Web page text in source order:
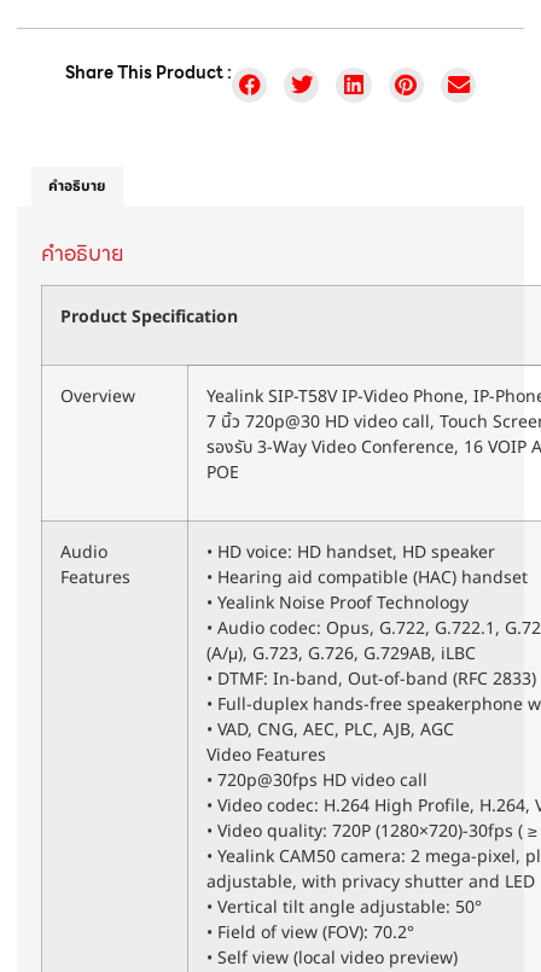
Share This Product :
คำอธิบาย
คำอธิบาย
Product Specification
Overview
Yealink SIP-T58V IP-Video Phone, IP-
7 นิ้ว 720p@30 HD video call, Touch
รองรับ 3-Way Video Conference, 16 VOIP
POE
Audio
Features
• HD voice: HD handset, HD speaker
• Hearing aid compatible (HAC) handset
• Yealink Noise Proof Technology
• Audio codec: Opus, G.722, G.722.1,
(A/μ), G.723, G.726, G.729AB, iLBC
• DTMF: In-band, Out-of-band (RFC
• Full-duplex hands-free speakerphone
• VAD, CNG, AEC, PLC, AJB, AGC
Video Features
• 720p@30fps HD video call
• Video codec: H.264 High Profile, H.264,
• Video quality: 720P (1280×720)-30fps (
• Yealink CAM50 camera: 2 mega-pixel,
adjustable, with privacy shutter and
• Vertical tilt angle adjustable: 50°
• Field of view (FOV): 70.2°
• Self view (local video preview)